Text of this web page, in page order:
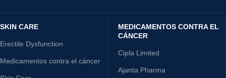
SKIN CARE
Erectile Dysfunction
Medicamentos contra el cáncer
MEDICAMENTOS CONTRA EL
CÁNCER
Cipla Limited
Ajanta Pharma